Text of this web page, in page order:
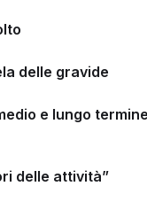
delle gravide
e lungo
delle attività”